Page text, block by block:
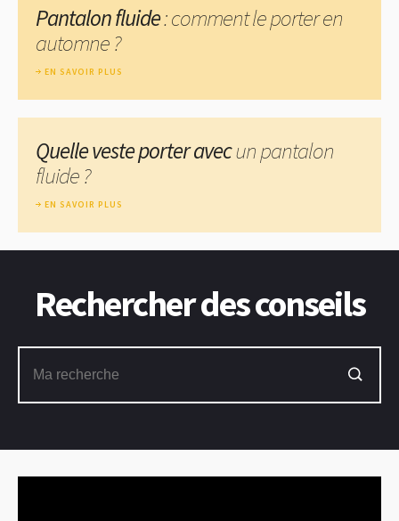
Pantalon fluide: comment le porter en
automne ?
EN SAVOIR PLUS
Quelle veste porter avecun pantalon
fluide ?
EN SAVOIR PLUS
Rechercher des conseils